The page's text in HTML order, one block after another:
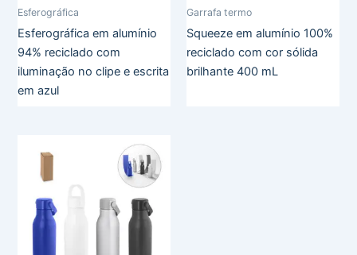
Esferográfica
Esferográfica em alumínio
94% reciclado com
iluminação no clipe e escrita
em azul
Garrafa termo
Squeeze em alumínio 100%
reciclado com cor sólida
brilhante 400 mL